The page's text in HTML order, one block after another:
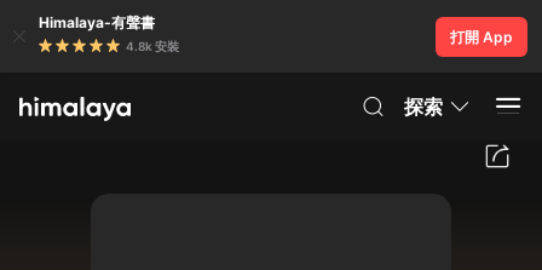
Himalaya-有聲書
4.8k 安裝
打開 App
探索